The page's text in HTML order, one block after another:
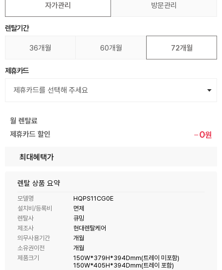
자가관리 방문관리
렌탈기간
36개월 60개월 72개월
제휴카드
월 렌탈료
제휴카드 할인
0원
최대혜택가
렌탈 상품 요약
모델명
HQPS11CG0E
설치비/등록비
면제
렌탈사
큐밍
제조사
현대렌탈케어
의무사용기간
개월
소유권이전
개월
제품크기
150W*379H*394Dmm(트레이 미포함)
150W*405H*394Dmm(트레이 포함)